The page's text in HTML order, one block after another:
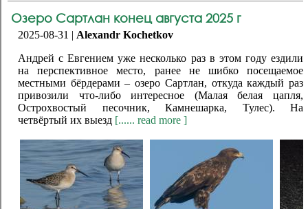
Озеро Сартлан конец августа 2025 г
2025-08-31 | Alexandr Kochetkov
Андрей с Евгением уже несколько раз в этом году ездили
на перспективное место, ранее не шибко посещаемое
местными бёрдерами – озеро Сартлан, откуда каждый раз
привозили что-либо интересное (Малая белая цапля,
Острохвостый песочник, Камнешарка, Тулес). На
четвёртый их выезд [...... read more ]